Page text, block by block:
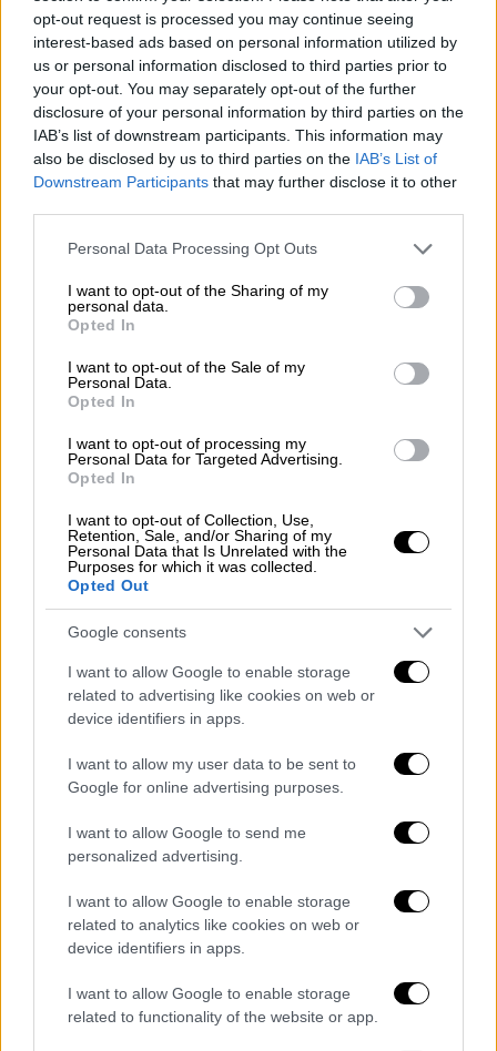
opt-out request is processed you may continue seeing
interest-based ads based on personal information utilized by
us or personal information disclosed to third parties prior to
your opt-out. You may separately opt-out of the further
disclosure of your personal information by third parties on the
IAB’s list of downstream participants. This information may
also be disclosed by us to third parties on the IAB’s List of
Downstream Participants that may further disclose it to other
Please note that this website/app uses one or more Google
not limited to your visit or usage behaviour. You may click to
grant or deny consent to Google and its third-party tags to
use your data for below specified purposes in below Google
consent section.
Personal Data Processing Opt Outs
I want to opt-out of the Sharing of my
personal data.
Opted In
I want to opt-out of the Sale of my
Personal Data.
Opted In
I want to opt-out of processing my
Personal Data for Targeted Advertising.
Opted In
I want to opt-out of Collection, Use,
Retention, Sale, and/or Sharing of my
Personal Data that Is Unrelated with the
Purposes for which it was collected.
Opted Out
Google consents
I want to allow Google to enable storage
related to advertising like cookies on web or
device identifiers in apps.
I want to allow my user data to be sent to
Google for online advertising purposes.
I want to allow Google to send me
personalized advertising.
I want to allow Google to enable storage
related to analytics like cookies on web or
device identifiers in apps.
I want to allow Google to enable storage
related to functionality of the website or app.
πραγματοποιήθηκε μεγάλη κινητοποίηση
κατά του Νετανιάχου, με αίτημα την
παραίτησή του, τη διεξαγωγή πρόωρων
εκλογών και συμφωνία για την
απελευθέρωση των ομήρων, οι οποίοι
βρίσκονται εδώ και «έξι μήνες στην κόλαση»,
όπως αναγραφόταν σε πανό.
δήλωσε χθες ότι ο στρατός βρίσκεται
αντιμέτωπος με έναν «δύσκολο πόλεμο», για
να φέρει πίσω όλους τους ομήρους.
Πρόσθεσε ότι σήμερα στις 06:29 τοπική ώρα
(και ώρα Ελλάδος) θα γινόταν τελετή στη
μνήμη των θυμάτων με αφορμή την
Χαμάς στο Ισραήλ.